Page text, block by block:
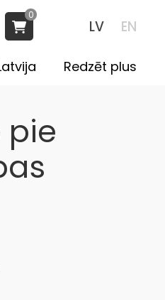
LV EN
0
Redzēt plus
pie